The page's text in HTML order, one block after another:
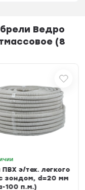
Ведро
(8
ПВХ э/тех. легкого
зондом, d=20 мм
100 п.м.)